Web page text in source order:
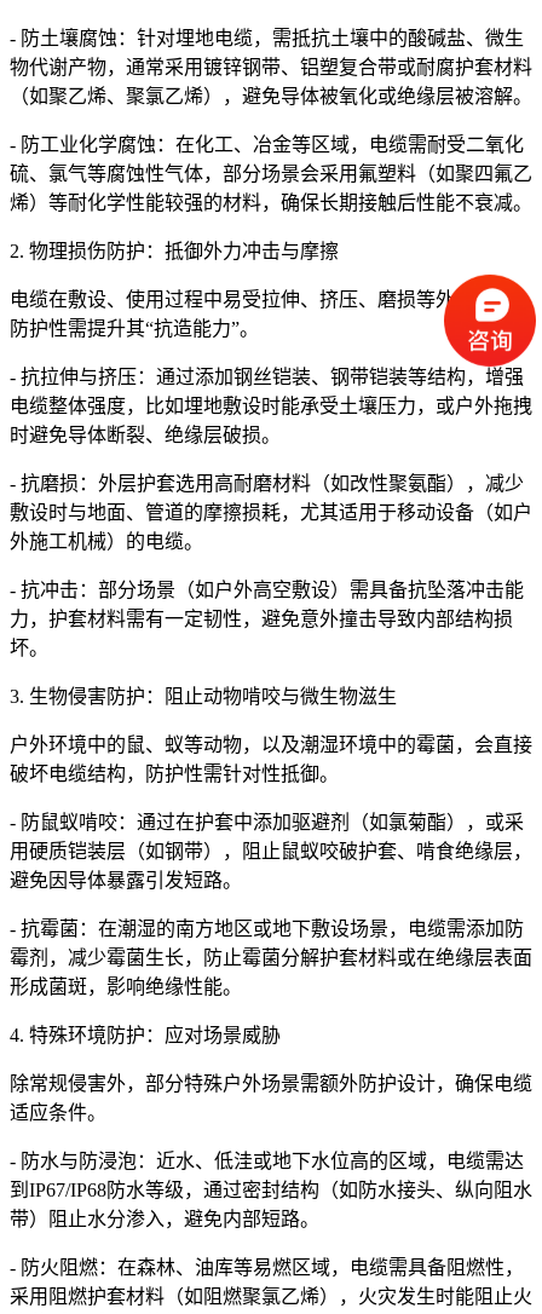
- 防土壤腐蚀：针对埋地电缆，需抵抗土壤中的酸碱盐、微生
物代谢产物，通常采用镀锌钢带、铝塑复合带或耐腐护套材料
（如聚乙烯、聚氯乙烯），避免导体被氧化或绝缘层被溶解。
- 防工业化学腐蚀：在化工、冶金等区域，电缆需耐受二氧化
硫、氯气等腐蚀性气体，部分场景会采用氟塑料（如聚四氟乙
烯）等耐化学性能较强的材料，确保长期接触后性能不衰减。
2. 物理损伤防护：抵御外力冲击与摩擦
电缆在敷设、使用过程中易受拉伸、挤压、磨损等外力影响，
防护性需提升其“抗造能力”。
- 抗拉伸与挤压：通过添加钢丝铠装、钢带铠装等结构，增强
电缆整体强度，比如埋地敷设时能承受土壤压力，或户外拖拽
时避免导体断裂、绝缘层破损。
- 抗磨损：外层护套选用高耐磨材料（如改性聚氨酯），减少
敷设时与地面、管道的摩擦损耗，尤其适用于移动设备（如户
外施工机械）的电缆。
- 抗冲击：部分场景（如户外高空敷设）需具备抗坠落冲击能
力，护套材料需有一定韧性，避免意外撞击导致内部结构损
坏。
3. 生物侵害防护：阻止动物啃咬与微生物滋生
户外环境中的鼠、蚁等动物，以及潮湿环境中的霉菌，会直接
破坏电缆结构，防护性需针对性抵御。
- 防鼠蚁啃咬：通过在护套中添加驱避剂（如氯菊酯），或采
用硬质铠装层（如钢带），阻止鼠蚁咬破护套、啃食绝缘层，
避免因导体暴露引发短路。
- 抗霉菌：在潮湿的南方地区或地下敷设场景，电缆需添加防
霉剂，减少霉菌生长，防止霉菌分解护套材料或在绝缘层表面
形成菌斑，影响绝缘性能。
4. 特殊环境防护：应对场景威胁
除常规侵害外，部分特殊户外场景需额外防护设计，确保电缆
适应条件。
- 防水与防浸泡：近水、低洼或地下水位高的区域，电缆需达
到IP67/IP68防水等级，通过密封结构（如防水接头、纵向阻水
带）阻止水分渗入，避免内部短路。
- 防火阻燃：在森林、油库等易燃区域，电缆需具备阻燃性，
采用阻燃护套材料（如阻燃聚氯乙烯），火灾发生时能阻止火